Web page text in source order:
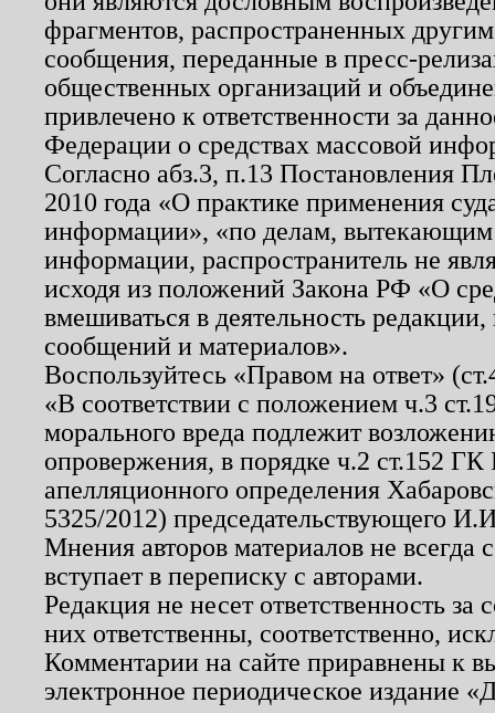
фрагментов, распространенных
сообщения, переданные в пресс-
общественных организаций и
привлечено к ответственности за
Федерации о средствах массовой
Согласно абз.3, п.13 Постановления
2010 года «О практике применения
информации», «по делам, вытекающим
информации, распространитель не
исходя из положений Закона РФ «О
вмешиваться в деятельность
сообщений и материалов».
Воспользуйтесь «Правом на ответ»
«В соответствии с положением ч.3
морального вреда подлежит
опровержения, в порядке ч.2 ст.152
апелляционного определения
5325/2012) председательствующего
Мнения авторов материалов не
вступает в переписку с авторами.
Редакция не несет ответственность
них ответственны, соответственно,
Комментарии на сайте приравнены к
электронное периодическое издание